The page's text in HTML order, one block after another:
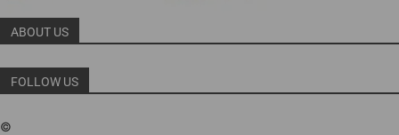
ABOUT US
FOLLOW US
©